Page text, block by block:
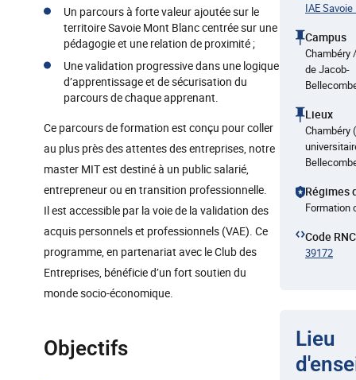
Un parcours à forte valeur ajoutée sur le
territoire Savoie Mont Blanc centrée sur une
pédagogie et une relation de proximité ;
Une validation progressive dans une logique
d’apprentissage et de sécurisation du
parcours de chaque apprenant.
Ce parcours de formation est conçu pour coller
au plus près des attentes des entreprises, notre
master MIT est destiné à un public salarié,
entrepreneur ou en transition professionnelle.
Il est accessible par la voie de la validation des
acquis personnels et professionnels (VAE). Ce
programme, en partenariat avec le Club des
Entreprises, bénéficie d’un fort soutien du
monde socio-économique.
Objectifs
IAE
Campus
Chambéry
de Jacob-
Lieux
Chambéry
Régimes
Formation
Code
39172
Lieu